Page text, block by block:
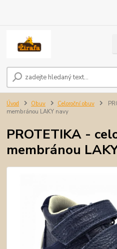
Úvod Obuv Celoroční obuv
membránou LAKY navy
PROTETIKA -
membránou